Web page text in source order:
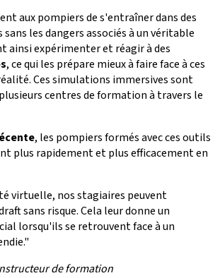
aux pompiers de s'entraîner dans des
les dangers associés à un véritable
ainsi expérimenter et réagir à des
, ce qui les prépare mieux à faire face à ces
Ces simulations immersives sont
centres de formation à travers le
, les pompiers formés avec ces outils
plus rapidement et plus efficacement en
virtuelle, nos stagiaires peuvent
sans risque. Cela leur donne un
lorsqu'ils se retrouvent face à un
de formation